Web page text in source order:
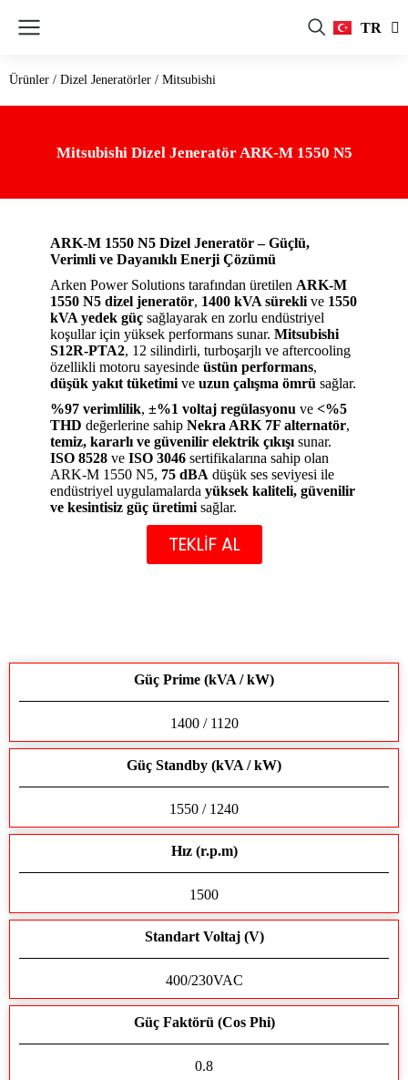
TR
RU
Ürünler / Dizel Jeneratörler / Mitsubishi
Mitsubishi Dizel Jeneratör ARK-M 1550 N5
ARK-M 1550 N5 Dizel Jeneratör – Güçlü,
Verimli ve Dayanıklı Enerji Çözümü
Arken Power Solutions tarafından üretilen ARK-M
1550 N5 dizel jeneratör, 1400 kVA sürekli ve 1550
kVA yedek güç sağlayarak en zorlu endüstriyel
koşullar için yüksek performans sunar. Mitsubishi
S12R-PTA2, 12 silindirli, turboşarjlı ve aftercooling
özellikli motoru sayesinde üstün performans,
düşük yakıt tüketimi ve uzun çalışma ömrü sağlar.
%97 verimlilik, ±%1 voltaj regülasyonu ve <%5
THD değerlerine sahip Nekra ARK 7F alternatör,
temiz, kararlı ve güvenilir elektrik çıkışı sunar.
ISO 8528 ve ISO 3046 sertifikalarına sahip olan
ARK-M 1550 N5, 75 dBA düşük ses seviyesi ile
endüstriyel uygulamalarda yüksek kaliteli, güvenilir
ve kesintisiz güç üretimi sağlar.
TEKLİF AL
Güç Prime (kVA / kW)
1400 / 1120
Güç Standby (kVA / kW)
1550 / 1240
Hız (r.p.m)
1500
Standart Voltaj (V)
400/230VAC
Güç Faktörü (Cos Phi)
0.8